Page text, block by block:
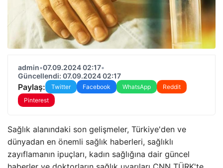
admin•07.09.2024 02:17•
Güncellendi: 07.09.2024 02:17
Paylaş: Twitter Facebook WhatsApp
Reddit
Pinterest
Sağlık alanındaki son gelişmeler, Türkiye'den ve
dünyadan en önemli sağlık haberleri, sağlıklı
zayıflamanın ipuçları, kadın sağlığına dair güncel